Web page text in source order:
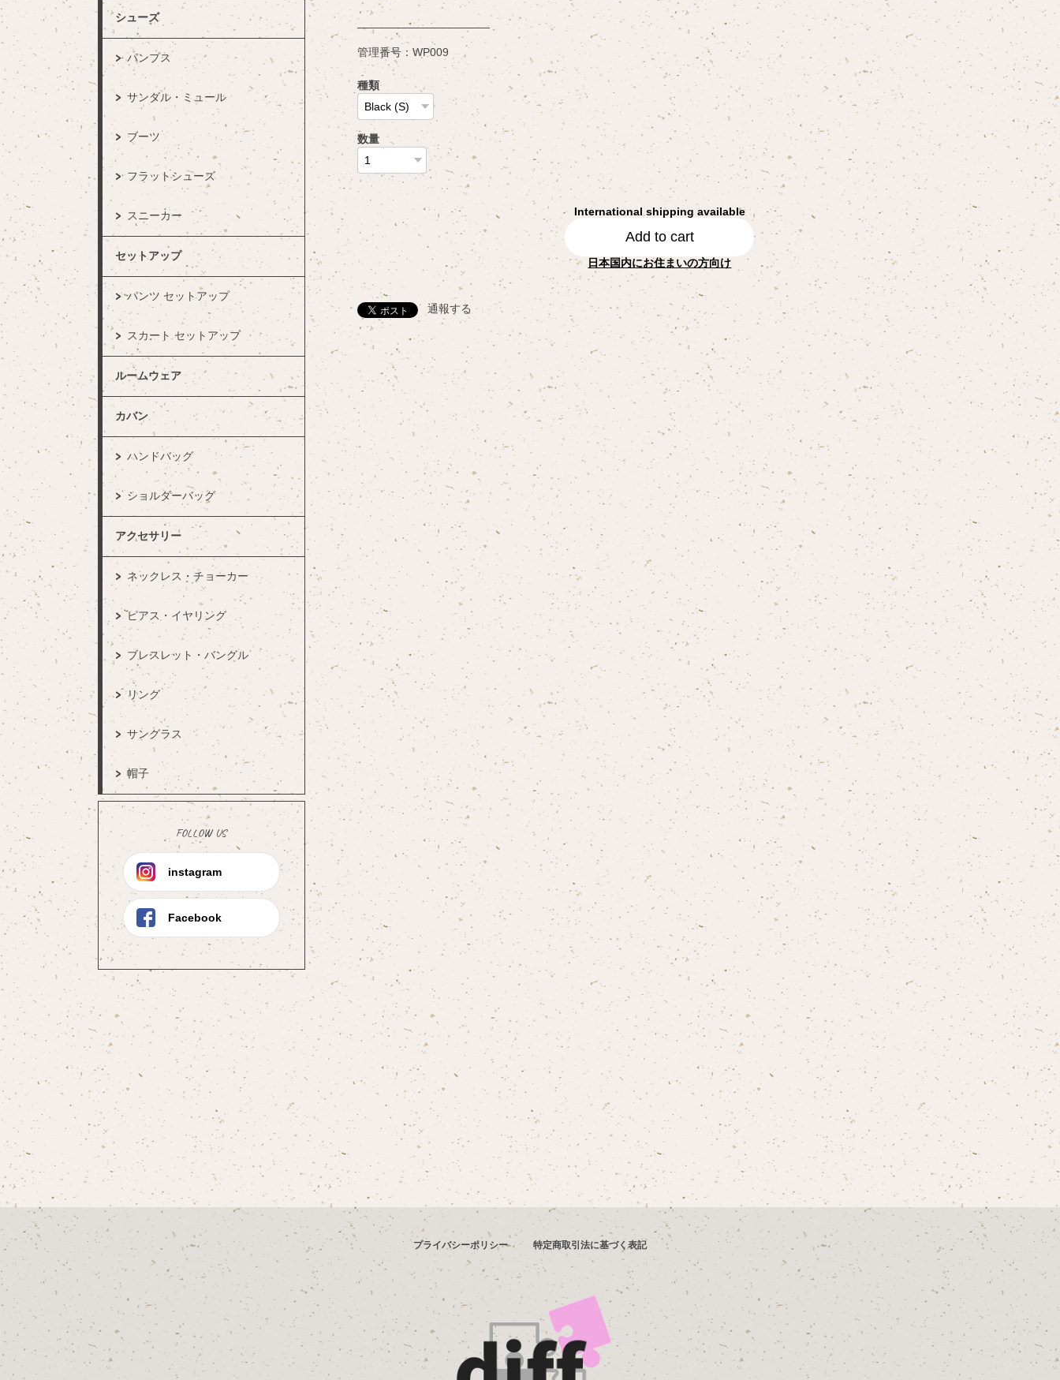
シューズ
パンプス
サンダル・ミュール
ブーツ
フラットシューズ
スニーカー
セットアップ
パンツ セットアップ
スカート セットアップ
ルームウェア
カバン
ハンドバッグ
ショルダーバッグ
アクセサリー
ネックレス・チョーカー
ピアス・イヤリング
ブレスレット・バングル
リング
サングラス
帽子
FOLLOW US
instagram
Facebook
————————————
管理番号：WP009
種類
数量
International shipping available
Add to cart
日本国内にお住まいの方向け
通報する
プライバシーポリシー 特定商取引法に基づく表記